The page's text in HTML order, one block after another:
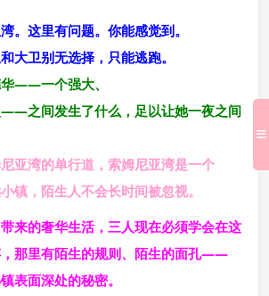
。这里有问题。你能感觉到。
大卫别无选择，只能逃跑。
——一个强大、
之间发生了什么，足以让她一夜之间
亚湾的单行道，索姆尼亚湾是一个
镇，陌生人不会长时间被忽视。
来的奢华生活，三人现在必须学会在这
那里有陌生的规则、陌生的面孔——
表面深处的秘密。